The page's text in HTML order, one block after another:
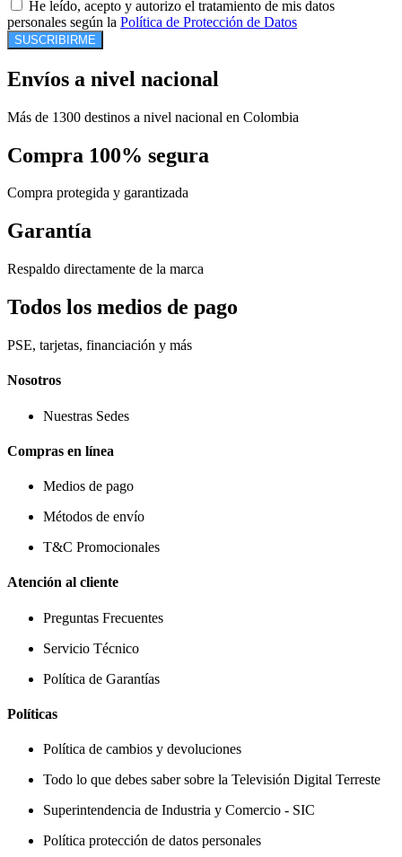
He leído, acepto y autorizo el tratamiento de mis datos
personales según la Política de Protección de Datos
SUSCRIBIRME
Envíos a nivel nacional
Más de 1300 destinos a nivel nacional en Colombia
Compra 100% segura
Compra protegida y garantizada
Garantía
Respaldo directamente de la marca
Todos los medios de pago
PSE, tarjetas, financiación y más
Nosotros
Nuestras Sedes
Compras en línea
Medios de pago
Métodos de envío
T&C Promocionales
Atención al cliente
Preguntas Frecuentes
Servicio Técnico
Política de Garantías
Políticas
Política de cambios y devoluciones
Todo lo que debes saber sobre la Televisión Digital Terreste
Superintendencia de Industria y Comercio - SIC
Política protección de datos personales